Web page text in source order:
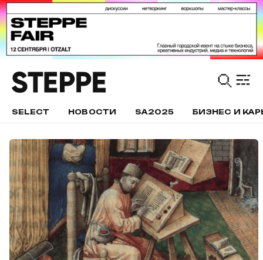
SELECT НОВОСТИ SA2025 БИЗНЕС И